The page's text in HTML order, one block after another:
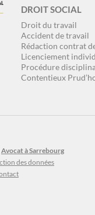
DROIT SOCIAL
Droit du travail
Accident de travail
Rédaction contrat
Licenciement
Procédure
Contentieux
Avocat à Sarrebourg
des données